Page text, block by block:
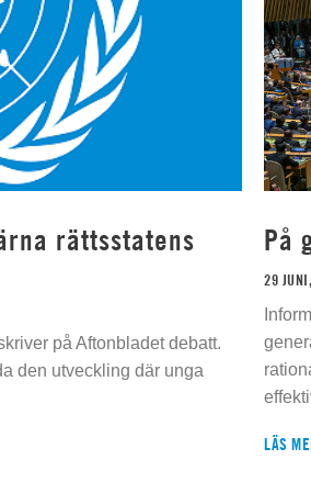
rättsstatens
på Aftonbladet debatt.
den utveckling där unga
På
29
LÄS